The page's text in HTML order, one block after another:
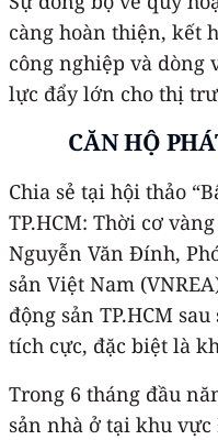
càng hoàn thiện, kết
công nghiệp và dòng
lực đẩy lớn cho thị
CĂN HỘ
Chia sẻ tại hội thảo
TP.HCM: Thời cơ
Nguyễn Văn Đính,
sản Việt Nam
động sản TP.HCM
tích cực, đặc biệt là
Trong 6 tháng đầu
sản nhà ở tại khu vực